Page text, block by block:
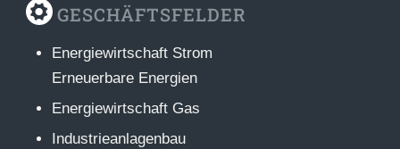
GESCHÄFTSFELDER
Energiewirtschaft Strom
Erneuerbare Energien
Energiewirtschaft Gas
Industrieanlagenbau